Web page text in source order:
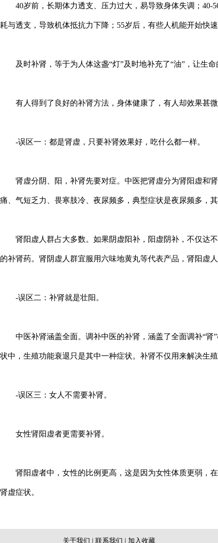
40岁前，长期体力透支、压力过大，易导致身体失调；40-
耗与透支，导致机体抵抗力下降；55岁后，有些人机能开始快
及时补肾，等于为人体这盏“灯”及时地补充了“油”，让生命
有人得到了良好的补肾方法，身体健康了，有人却效果甚微
-误区一：都是肾虚，只要补肾效果好，吃什么都一样。
肾虚分阴、阳，补肾先要对症。中医把肾虚分为肾阳虚和肾
痛、气短乏力、畏寒肢冷、夜尿频多，典型症状是夜尿频多，
肾阳虚人群占大多数。如果阴虚阳补，阳虚阴补，不仅达不
的补肾药。肾阴虚人群宜服用六味地黄丸等代表产品，肾阳虚
-误区二：补肾就是壮阳。
中医补肾涵盖全面。调补中医的补肾，涵盖了全面调补“肾”
状中，生殖功能衰退只是其中一种症状。补肾不仅用来解决生
-误区三：女人不需要补肾。
女性肾阳虚者更需要补肾。
肾阳虚者中，女性的比例更高，这是因为女性体质更弱，在
肾虚症状。
关于我们 联系我们 加入收藏